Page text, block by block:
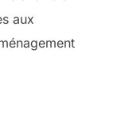
aux